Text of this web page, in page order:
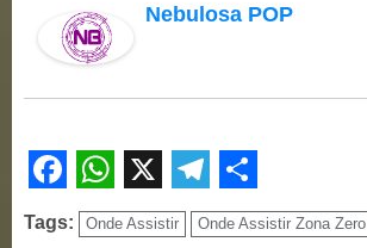
Nebulosa POP
Facebook
WhatsApp
X Telegram
Share
Tags: Onde Assistir Onde Assistir Zona Zero